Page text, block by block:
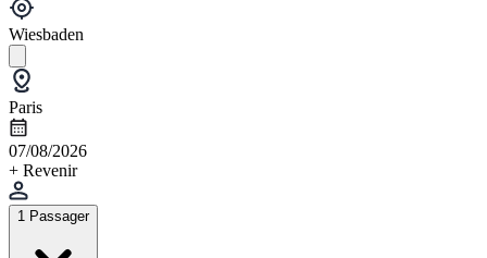
Wiesbaden
Paris
07/08/2026
+ Revenir
1 Passager